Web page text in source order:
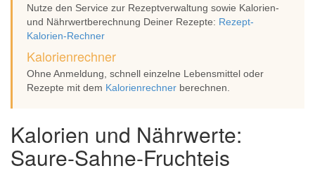
Nutze den Service zur Rezeptverwaltung sowie Kalorien-
und Nährwertberechnung Deiner Rezepte: Rezept-
Kalorien-Rechner
Kalorienrechner
Ohne Anmeldung, schnell einzelne Lebensmittel oder
Rezepte mit dem Kalorienrechner berechnen.
Kalorien und Nährwerte:
Saure-Sahne-Fruchteis